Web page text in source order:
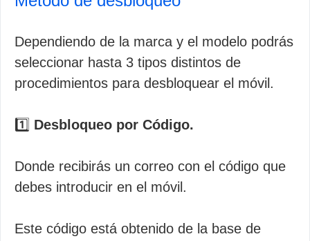
Dependiendo de la marca y el modelo podrás
seleccionar hasta 3 tipos distintos de
procedimientos para desbloquear el móvil.
1️⃣ Desbloqueo por Código.
Donde recibirás un correo con el código que
debes introducir en el móvil.
Este código está obtenido de la base de